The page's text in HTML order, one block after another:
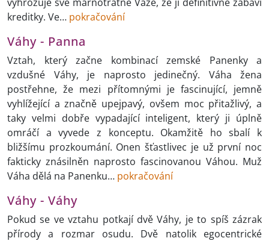
kreditky. Ve… pokračování
Váhy - Panna
Vztah, který začne kombinací zemské Panenky a
vzdušné Váhy, je naprosto jedinečný. Váha žena
postřehne, že mezi přítomnými je fascinující, jemně
vyhlížející a značně upejpavý, ovšem moc přitažlivý, a
taky velmi dobře vypadající inteligent, který ji úplně
omráčí a vyvede z konceptu. Okamžitě ho sbalí k
bližšímu prozkoumání. Onen šťastlivec je už první noc
fakticky znásilněn naprosto fascinovanou Váhou. Muž
Váha dělá na Panenku… pokračování
Váhy - Váhy
Pokud se ve vztahu potkají dvě Váhy, je to spíš zázrak
přírody a rozmar osudu. Dvě natolik egocentrické